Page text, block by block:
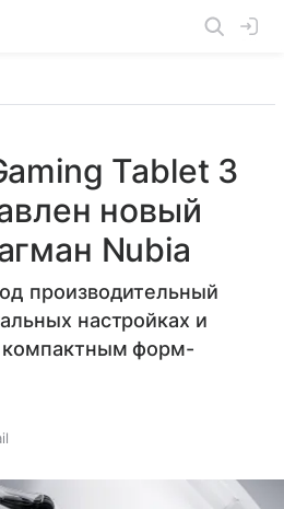
Tablet 3
новый
Nubia
производительный
настройках и
компактным форм-